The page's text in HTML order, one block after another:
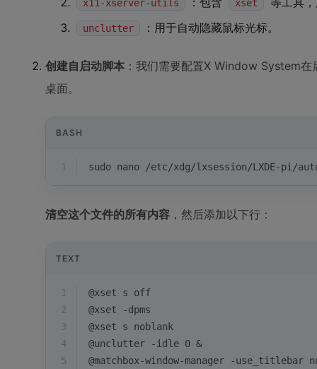
x11-xserver-utils xset
unclutter ：用于自动隐藏鼠标光标。
创建自启动脚本 ：我们需要配置X Window System
桌面。
BASH
1 sudo nano /etc/xdg/lxsession/LXDE-pi/
清空这个文件的所有内容 ，然后添加以下行：
TEXT
1
@xset s off
2
@xset -dpms
3
@xset s noblank
4
@unclutter -idle 0 &
5
@matchbox-window-manager -use_titlebar